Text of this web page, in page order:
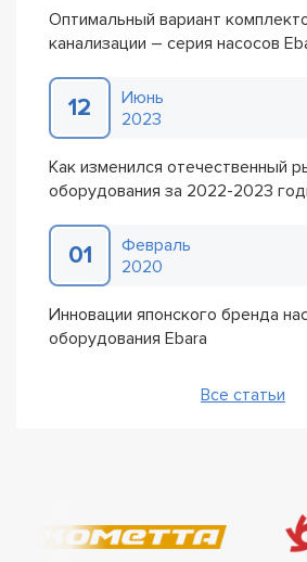
Оптимальный вариант
канализации – серия насосов
12
Июнь
2023
Как изменился отечественный
оборудования за 2022-2023
01
Февраль
2020
Инновации японского бренда
оборудования Ebara
Все статьи